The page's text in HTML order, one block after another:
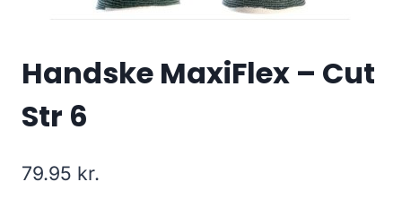
Handske MaxiFlex – Cut
Str 6
79.95 kr.